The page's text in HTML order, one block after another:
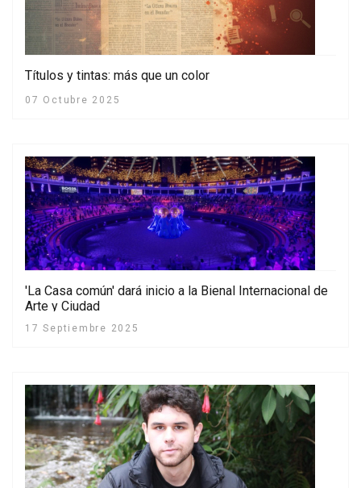
Títulos y tintas: más que un color
07 Octubre 2025
'La Casa común' dará inicio a la Bienal Internacional de
Arte y Ciudad
17 Septiembre 2025